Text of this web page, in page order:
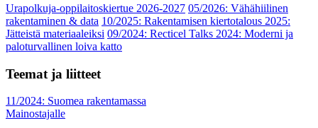
Urapolkuja-oppilaitoskiertue 2026-2027 05/2026: Vähähiilinen
rakentaminen & data 10/2025: Rakentamisen kiertotalous 2025:
Jätteistä materiaaleiksi 09/2024: Recticel Talks 2024: Moderni ja
paloturvallinen loiva katto
Teemat ja liitteet
11/2024: Suomea rakentamassa
Mainostajalle